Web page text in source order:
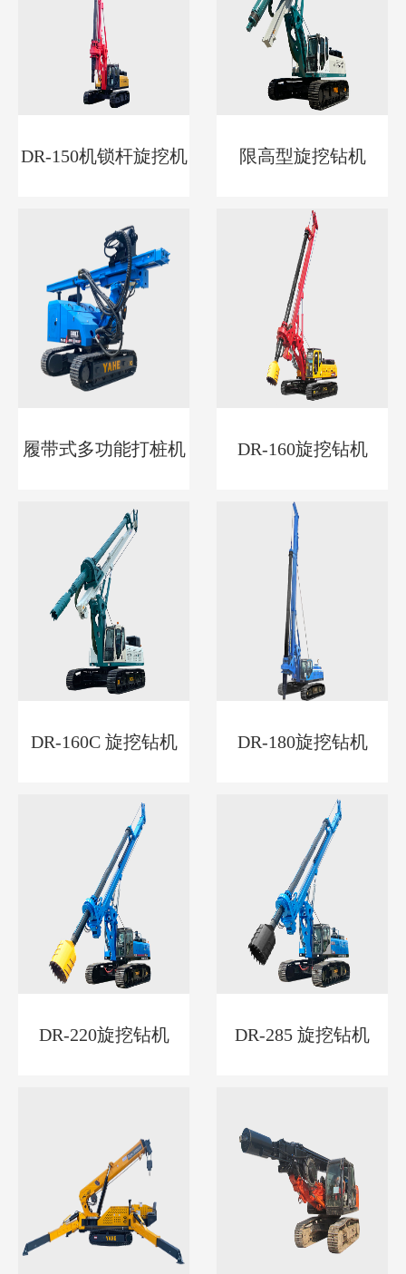
DR-150机锁杆旋挖机 限高型旋挖钻机
履带式多功能打桩机 DR-160旋挖钻机
DR-160C 旋挖钻机 DR-180旋挖钻机
DR-220旋挖钻机 DR-285 旋挖钻机